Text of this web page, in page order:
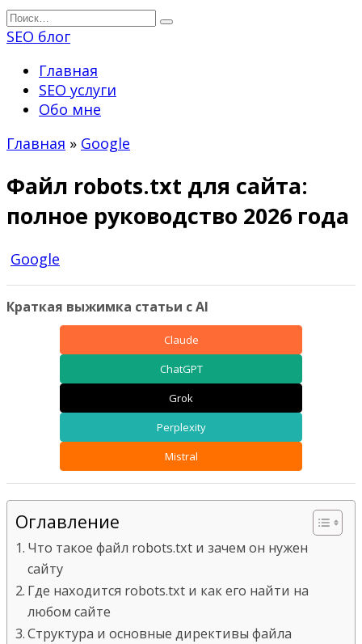
Перейти
к
Search
for:
SEO блог
Главная
SEO услуги
Обо мне
Главная » Google
Файл robots.txt для сайта:
полное руководство 2026 года
Google
Краткая выжимка статьи с AI
Claude
ChatGPT
Grok
Perplexity
Mistral
Оглавление
Что такое файл robots.txt и зачем он нужен
сайту
Где находится robots.txt и как его найти на
любом сайте
Структура и основные директивы файла